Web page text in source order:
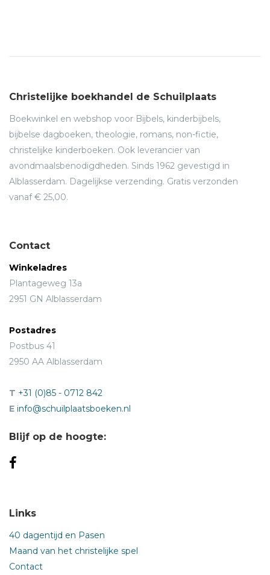
Christelijke boekhandel de Schuilplaats
Boekwinkel en webshop voor Bijbels, kinderbijbels,
bijbelse dagboeken, theologie, romans, non-fictie,
christelijke kinderboeken. Ook leverancier van
avondmaalsbenodigdheden. Sinds 1962 gevestigd in
Alblasserdam. Dagelijkse verzending. Gratis verzonden
vanaf € 25,00.
Contact
Winkeladres
Plantageweg 13a
2951 GN Alblasserdam
Postadres
Postbus 41
2950 AA Alblasserdam
T +31 (0)85 - 0712 842
E info@schuilplaatsboeken.nl
Blijf op de hoogte:
Links
40 dagentijd en Pasen
Maand van het christelijke spel
Contact